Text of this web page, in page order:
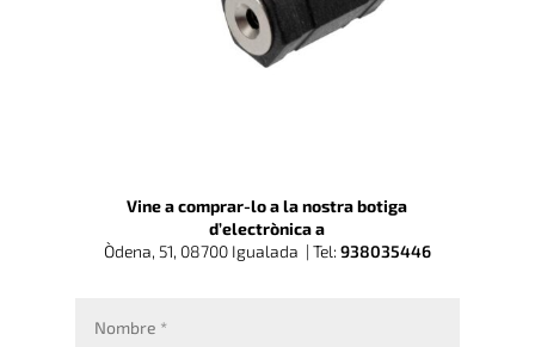
Vine a comprar-lo a la nostra botiga
d’electrònica a
Òdena, 51, 08700 Igualada | Tel: 938035446